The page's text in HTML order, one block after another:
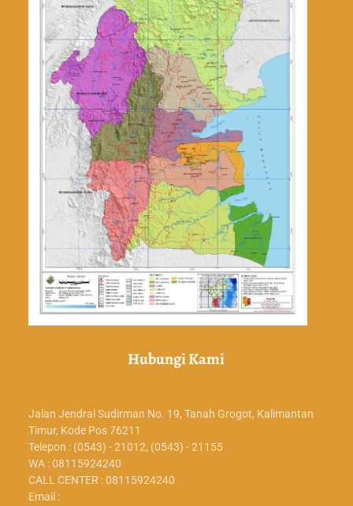
Hubungi Kami
Jalan Jendral Sudirman No. 19, Tanah Grogot, Kalimantan
Timur, Kode Pos 76211
Telepon : (0543) - 21012, (0543) - 21155
WA : 08115924240
CALL CENTER : 08115924240
Email :